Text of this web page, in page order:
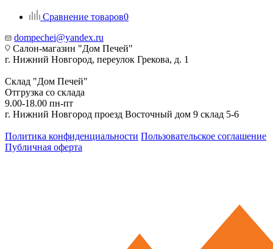
Сравнение товаров0
dompechei@yandex.ru
Салон-магазин "Дом Печей"
г. Нижний Новгород, переулок Грекова, д. 1
Склад "Дом Печей"
Отгрузка со склада
9.00-18.00 пн-пт
г. Нижний Новгород проезд Восточный дом 9 склад 5-6
Политика конфиденциальности Пользовательское соглашение
Публичная оферта